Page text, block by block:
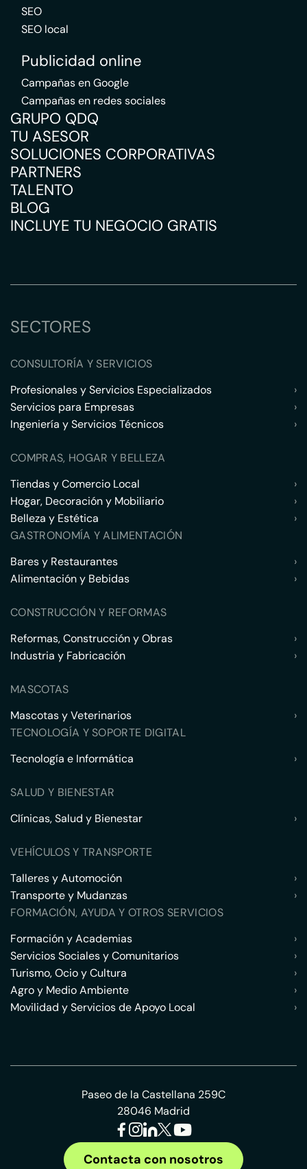
SEO
SEO local
Publicidad online
Campañas en Google
Campañas en redes sociales
GRUPO QDQ
TU ASESOR
SOLUCIONES CORPORATIVAS
PARTNERS
TALENTO
BLOG
INCLUYE TU NEGOCIO GRATIS
SECTORES
CONSULTORÍA Y SERVICIOS
Profesionales y Servicios Especializados
›
Servicios para Empresas
›
Ingeniería y Servicios Técnicos
›
COMPRAS, HOGAR Y BELLEZA
Tiendas y Comercio Local
›
Hogar, Decoración y Mobiliario
›
Belleza y Estética
›
GASTRONOMÍA Y ALIMENTACIÓN
Bares y Restaurantes
›
Alimentación y Bebidas
›
CONSTRUCCIÓN Y REFORMAS
Reformas, Construcción y Obras
›
Industria y Fabricación
›
MASCOTAS
Mascotas y Veterinarios
›
TECNOLOGÍA Y SOPORTE DIGITAL
Tecnología e Informática
›
SALUD Y BIENESTAR
Clínicas, Salud y Bienestar
›
VEHÍCULOS Y TRANSPORTE
Talleres y Automoción
›
Transporte y Mudanzas
›
FORMACIÓN, AYUDA Y OTROS SERVICIOS
Formación y Academias
›
Servicios Sociales y Comunitarios
›
Turismo, Ocio y Cultura
›
Agro y Medio Ambiente
›
Movilidad y Servicios de Apoyo Local
›
Paseo de la Castellana 259C
28046 Madrid
Contacta con nosotros